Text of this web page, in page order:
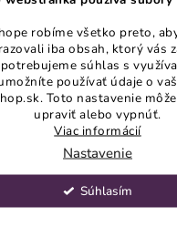
robíme všetko preto,
iba obsah, ktorý vás
súhlas s
používať údaje o
Toto nastavenie
upraviť alebo vypnúť.
Viac informácií
Nastavenie
Súhlasím